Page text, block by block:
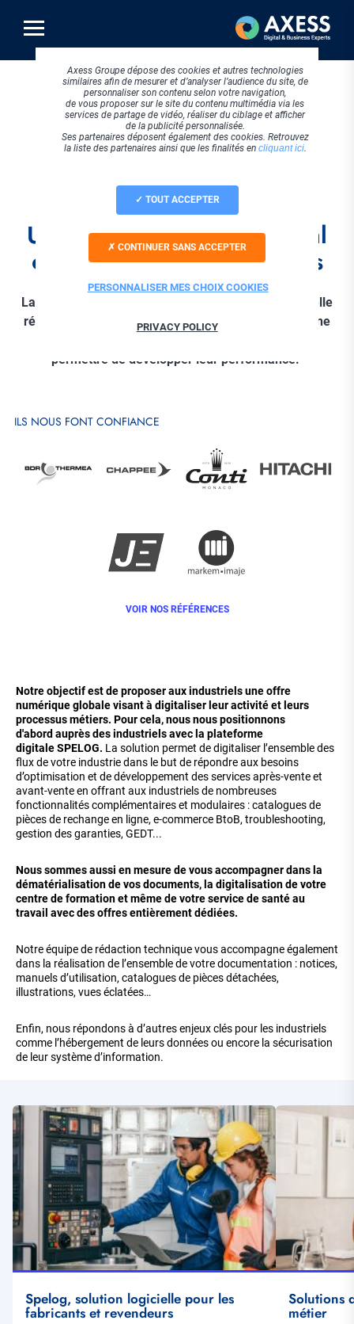
contenu
principal
Un accompagnement digital
optimal pour les industriels
La transformation numérique fait l'objet d'une nouvelle
révolution pour les industriels. Axess les accompagne
permettre de développer leur performance.
ILS NOUS FONT CONFIANCE
VOIR NOS RÉFÉRENCES
Notre objectif est de proposer aux industriels une offre
numérique globale visant à digitaliser leur activité et leurs
processus métiers. Pour cela, nous nous positionnons
d'abord auprès des industriels avec la plateforme
digitale SPELOG. La solution permet de digitaliser l’ensemble des
flux de votre industrie dans le but de répondre aux besoins
d’optimisation et de développement des services après-vente et
avant-vente en offrant aux industriels de nombreuses
fonctionnalités complémentaires et modulaires : catalogues de
pièces de rechange en ligne, e-commerce BtoB, troubleshooting,
gestion des garanties, GEDT...
Nous sommes aussi en mesure de vous accompagner dans la
dématérialisation de vos documents, la digitalisation de votre
centre de formation et même de votre service de santé au
travail avec des offres entièrement dédiées.
Notre équipe de rédaction technique vous accompagne également
dans la réalisation de l’ensemble de votre documentation : notices,
manuels d’utilisation, catalogues de pièces détachées,
illustrations, vues éclatées…
Enfin, nous répondons à d’autres enjeux clés pour les industriels
comme l’hébergement de leurs données ou encore la sécurisation
de leur système d’information.
Illustration
vignette
Spelog, solution logicielle pour les
fabricants et revendeurs
Illustration
Solutions
métier
Axess Groupe dépose des cookies et autres technologies
similaires afin de mesurer et d’analyser l’audience du site, de
personnaliser son contenu selon votre navigation,
de vous proposer sur le site du contenu multimédia via les
services de partage de vidéo, réaliser du ciblage et afficher
de la publicité personnalisée.
Ses partenaires déposent également des cookies. Retrouvez
la liste des partenaires ainsi que les finalités en cliquant ici.
TOUT ACCEPTER
CONTINUER SANS ACCEPTER
PERSONNALISER MES CHOIX COOKIES
PRIVACY POLICY